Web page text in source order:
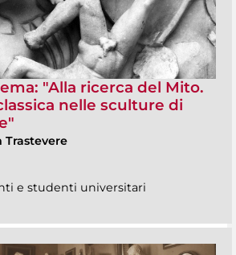
"Alla ricerca del Mito.
nelle sculture di
Trastevere
e studenti universitari